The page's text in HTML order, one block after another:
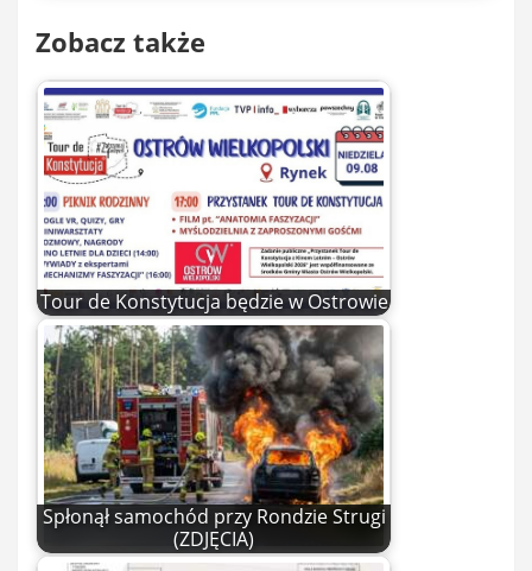
Zobacz także
Tour de Konstytucja będzie w Ostrowie
Spłonął samochód przy Rondzie Strugi
(ZDJĘCIA)